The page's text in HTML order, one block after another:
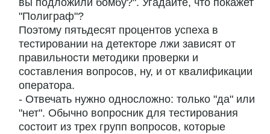
вы подложили бомбу?". Угадайте, что покажет
"Полиграф"?
Поэтому пятьдесят процентов успеха в
тестировании на детекторе лжи зависят от
правильности методики проверки и
составления вопросов, ну, и от квалификации
оператора.
- Отвечать нужно односложно: только "да" или
"нет". Обычно вопросник для тестирования
состоит из трех групп вопросов, которые